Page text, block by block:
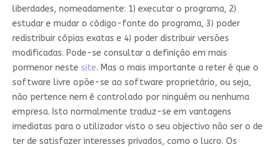
liberdades, nomeadamente: 1) executar o programa, 2)
estudar e mudar o código-fonte do programa, 3) poder
redistribuir cópias exatas e 4) poder distribuir versões
modificadas. Pode-se consultar a definição em mais
pormenor neste site. Mas o mais importante a reter é que o
software livre opõe-se ao software proprietário, ou seja,
não pertence nem é controlado por ninguém ou nenhuma
empresa. Isto normalmente traduz-se em vantagens
imediatas para o utilizador visto o seu objectivo não ser o de
ter de satisfazer interesses privados, como o lucro. Os